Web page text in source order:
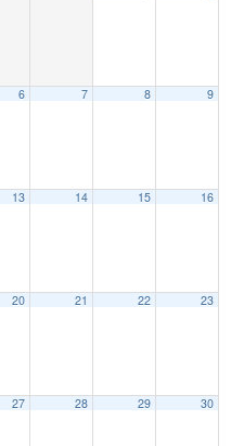
6 7 8 9
13 14 15 16
20 21 22 23
27 28 29 30